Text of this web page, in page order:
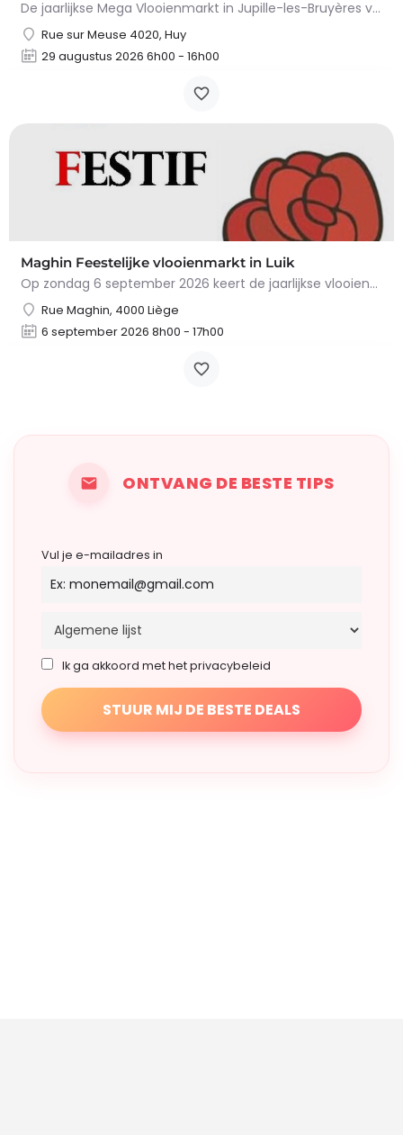
De jaarlijkse Mega Vlooienmarkt in Jupille-les-Bruyères vindt plaats op Place Gilles Étienne en…
Rue sur Meuse 4020, Huy
29 augustus 2026 6h00 - 16h00
Maghin Feestelijke vlooienmarkt in Luik
Op zondag 6 september 2026 keert de jaarlijkse vlooienmarkt in de Straat van Maghin, in de wijk…
Rue Maghin, 4000 Liège
6 september 2026 8h00 - 17h00
ONTVANG DE BESTE TIPS
Vul je e-mailadres in
Ik ga akkoord met het privacybeleid